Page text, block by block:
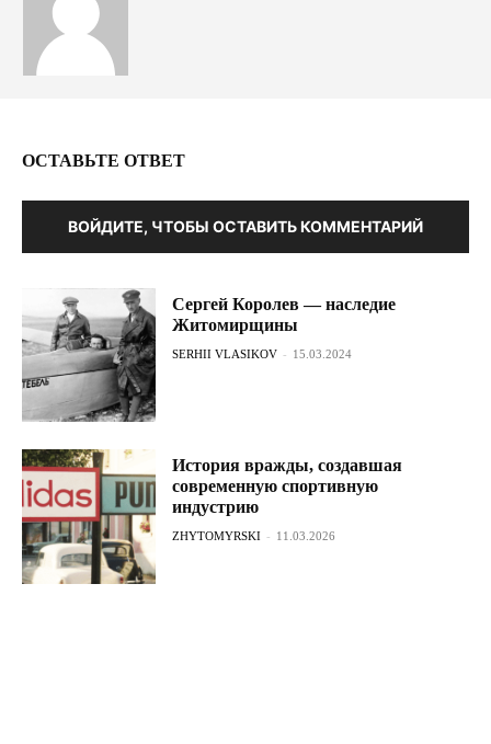
ОСТАВЬТЕ ОТВЕТ
ВОЙДИТЕ, ЧТОБЫ ОСТАВИТЬ КОММЕНТАРИЙ
Сергей Королев — наследие
Житомирщины
SERHII VLASIKOV - 15.03.2024
История вражды, создавшая
современную спортивную
индустрию
ZHYTOMYRSKI - 11.03.2026